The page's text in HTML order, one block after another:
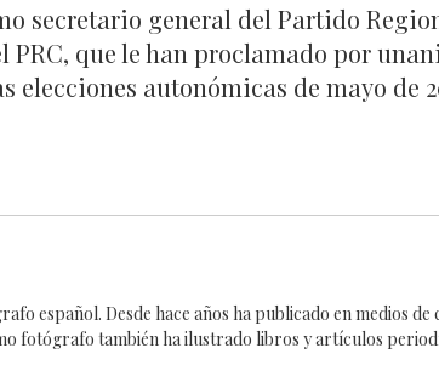
secretario general del Partido
que le han proclamado por
autonómicas de mayo de
español. Desde hace años ha publicado en medios
fotógrafo también ha ilustrado libros y artículos